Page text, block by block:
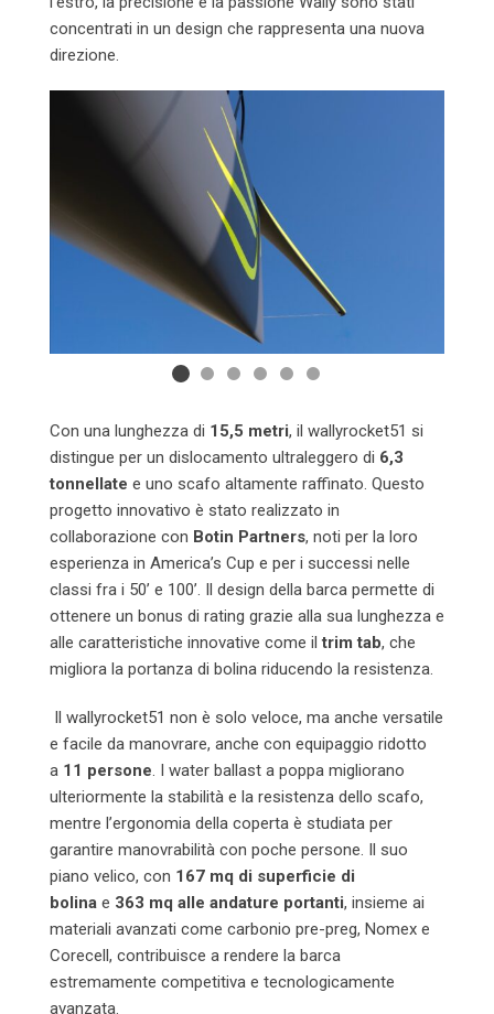
concentrati in un design che rappresenta una nuova
direzione.
Con una lunghezza di 15,5 metri, il wallyrocket51 si
distingue per un dislocamento ultraleggero di 6,3
tonnellate e uno scafo altamente raffinato. Questo
progetto innovativo è stato realizzato in
collaborazione con Botin Partners, noti per la loro
esperienza in America’s Cup e per i successi nelle
classi fra i 50’ e 100’. Il design della barca permette di
ottenere un bonus di rating grazie alla sua lunghezza e
alle caratteristiche innovative come iltrim tab, che
migliora la portanza di bolina riducendo la resistenza.
Il wallyrocket51 non è solo veloce, ma anche versatile
e facile da manovrare, anche con equipaggio ridotto
a 11 persone. I water ballast a poppa migliorano
ulteriormente la stabilità e la resistenza dello scafo,
mentre l’ergonomia della coperta è studiata per
garantire manovrabilità con poche persone. Il suo
piano velico, con 167 mq di superficie di
bolina e 363 mq alle andature portanti, insieme ai
materiali avanzati come carbonio pre-preg, Nomex e
Corecell, contribuisce a rendere la barca
estremamente competitiva e tecnologicamente
avanzata.